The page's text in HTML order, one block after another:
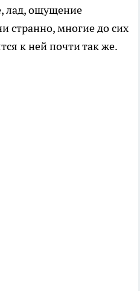
лад, ощущение
странно, многие до сих
к ней почти так же.